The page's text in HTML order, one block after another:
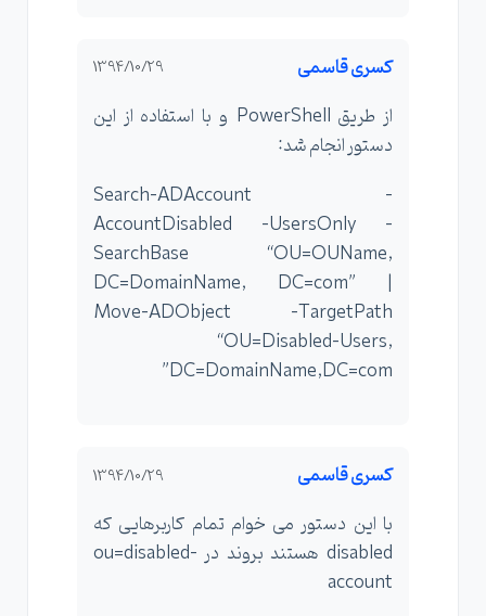
کسری قاسمی 1394/10/29
از طریق PowerShell و با استفاده از این
دستور انجام شد:
Search-ADAccount –
AccountDisabled –UsersOnly –
SearchBase “OU=OUName,
DC=DomainName, DC=com” |
Move-ADObject –TargetPath
“OU=Disabled-Users,
DC=DomainName,DC=com”
کسری قاسمی 1394/10/29
با این دستور می خوام تمام کاربرهایی که
disabled هستند بروند در ou=disabled-
account